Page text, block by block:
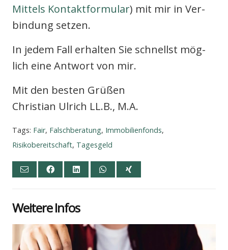
Mit­tels Kon­takt­for­mu­lar) mit mir in Ver­
bin­dung set­zen.
In jedem Fall erhal­ten Sie schnellst mög­
lich eine Ant­wort von mir.
Mit den bes­ten Grü­ßen
Chris­ti­an Ulrich LL.B., M.A.
Tags: Fair, Falschberatung, Immobilienfonds,
Risikobereitschaft, Tagesgeld
Wei­te­re Infos